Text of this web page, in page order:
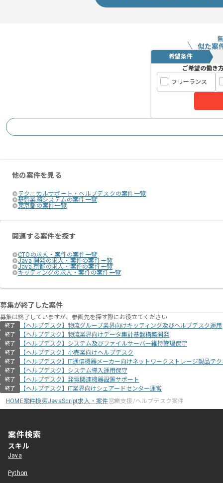
似た案
希望条件
ご希望の働き
フリーランス
他の案件を見る
テクニカルサポート・ヘルプデスクの案件一覧
基幹業務システムの案件一覧
東京都の案件一覧
関連する案件を探す
CTOの求人・案件の案件一覧
Java 開発の求人・案件の案件一覧
Java 京都の求人・案件の案件一覧
キッティングの求人・案件の案件一覧
募集が終了した案件
募集は終了していますが、参画先を探す際にお役立てください
終了 【ヘルプデスク】物流グループ業界向けキッティング及びヘルプデスク運用
終了 【ヘルプデスク】物流業界向けデータ集計基盤構築開発
終了 【ヘルプデスク】システム及びファイルサーバー維持管理保守
終了 【ヘルプデスク】小売業向けヘルプデスク
終了 【ヘルプデスク】IT通信機器メーカー向けネットワークストレージ製品テ
終了 【ヘルプデスク】システム導入運用保守
終了 【ヘルプデスク】発電関連機器設置サポート
終了
【ヘルプデスク】IT業界向けシェアードセンター運営
HOME案件検索JavaScript求人・案件営業支援/ヘルプデスク案件
案件検索
スキル
Java
Python